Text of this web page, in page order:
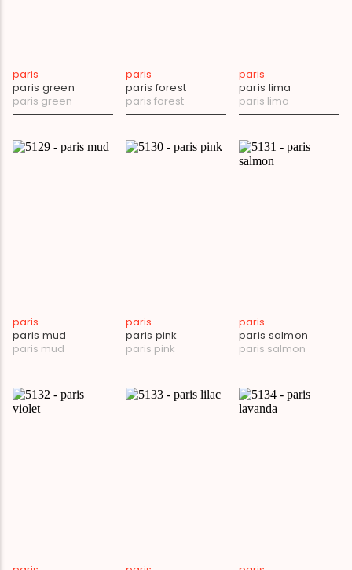
paris
paris green
paris green
paris
paris forest
paris forest
paris
paris lima
paris lima
paris
paris mud
paris mud
paris
paris pink
paris pink
paris
paris salmon
paris salmon